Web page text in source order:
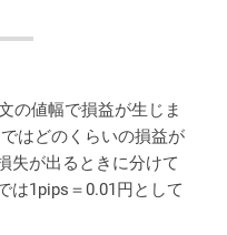
の値幅で損益が生じま
はどのくらいの損益が
失が出るときに分けて
は1pips＝0.01円として